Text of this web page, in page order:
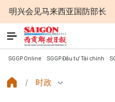
见马来西亚国防部长
SGGP Online SGGP Đầu tư Tài chính
时政